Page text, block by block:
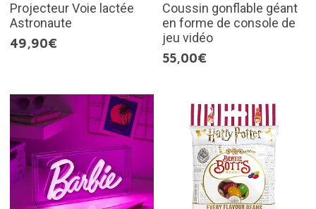
Projecteur Voie lactée
Astronaute
49,90€
Coussin gonflable géant
en forme de console de
jeu vidéo
55,00€